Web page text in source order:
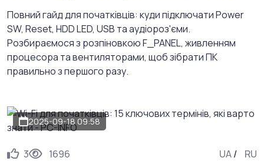
Повний гайд для початківців: куди підключати Power
SW, Reset, HDD LED, USB та аудіороз'єми.
Розбираємося з розпіновкою F_PANEL, живленням
процесора та вентиляторами, щоб зібрати ПК
правильно з першого разу.
2025-09-18 09:58
3 1696 UA/ RU